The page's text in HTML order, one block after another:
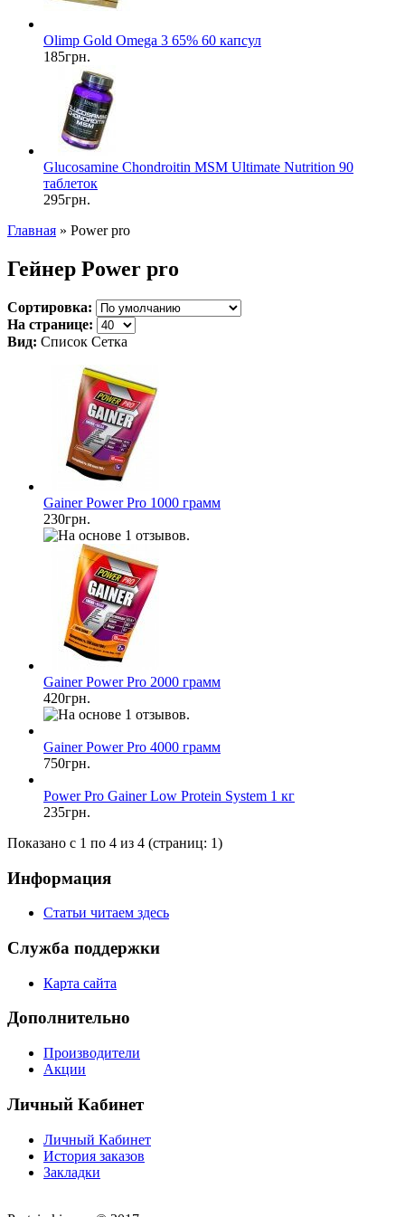
Olimp Gold Omega 3 65% 60 капсул
185грн.
Glucosamine Chondroitin MSM Ultimate Nutrition 90
таблеток
295грн.
Главная » Power pro
Гейнер Power pro
Сортировка:
На странице:
Вид: Список Сетка
Gainer Power Pro 1000 грамм
230грн.
Gainer Power Pro 2000 грамм
420грн.
Gainer Power Pro 4000 грамм
750грн.
Power Pro Gainer Low Protein System 1 кг
235грн.
Показано с 1 по 4 из 4 (страниц: 1)
Информация
Статьи читаем здесь
Служба поддержки
Карта сайта
Дополнительно
Производители
Акции
Личный Кабинет
Личный Кабинет
История заказов
Закладки